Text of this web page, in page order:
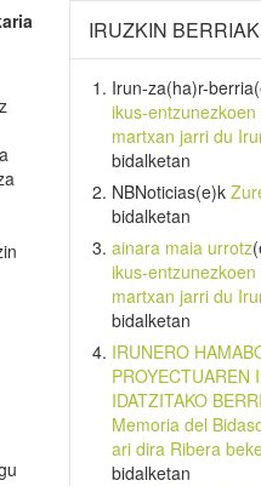
IRUZKIN BERRIAK
Irun-za(ha)r-berria
ikus-
martxan jarri du
bidalketan
NBNoticias(e)k
bidalketan
ainara maia urrotz
ikus-
martxan jarri du
bidalketan
IRUNERO
PROYECTUAREN
IDATZITAKO
Memoria del
ari dira Ribera
bidalketan